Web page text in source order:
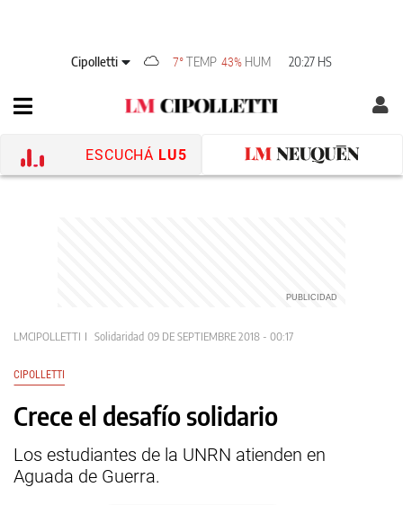
Cipolletti 7° TEMP 43% HUM 20:27 HS
ESCUCHÁ LU5
LMCIPOLLETTI Solidaridad 09 DE SEPTIEMBRE 2018 - 00:17
CIPOLLETTI
Crece el desafío solidario
Los estudiantes de la UNRN atienden en
Aguada de Guerra.